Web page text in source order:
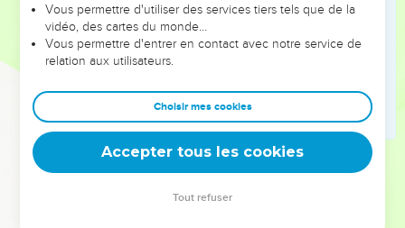
le ciel et la terre !
Le ciel appartient au Seigneur, à lui seul, mais la terre, il l’a
remise aux humains.
ceux qui sont tombés dans le grand silence.
Mais nous, nous voulons dire merci au Seigneur, dès
maintenant et pour toujours. Alléluia, vive le Seigneur !
© Société biblique française – Bibli’O, 1997, avec autorisation. Pour vous procurer
Vous permettre d'utiliser des services tiers tels que de la
vidéo, des cartes du monde…
Vous permettre d'entrer en contact avec notre service de
relation aux utilisateurs.
Choisir mes cookies
Accepter tous les cookies
Tout refuser